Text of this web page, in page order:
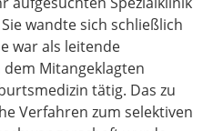
wandte sich schließlich
war als leitende
Mitangeklagten
tätig. Das zu
Verfahren zum selektiven